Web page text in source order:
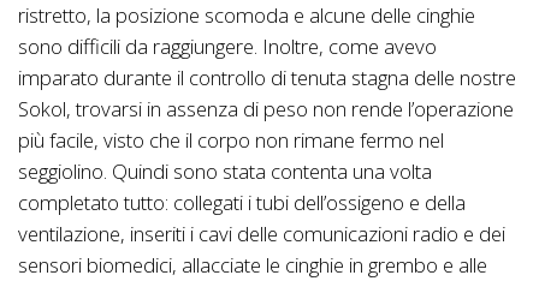
ristretto, la posizione scomoda e alcune delle cinghie
sono difficili da raggiungere. Inoltre, come avevo
imparato durante il controllo di tenuta stagna delle nostre
Sokol, trovarsi in assenza di peso non rende l’operazione
più facile, visto che il corpo non rimane fermo nel
seggiolino. Quindi sono stata contenta una volta
completato tutto: collegati i tubi dell’ossigeno e della
ventilazione, inseriti i cavi delle comunicazioni radio e dei
sensori biomedici, allacciate le cinghie in grembo e alle